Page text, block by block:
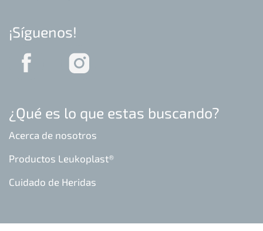
¡Síguenos!
¿Qué es lo que estas buscando?
Acerca de nosotros
Productos Leukoplast®
Cuidado de Heridas